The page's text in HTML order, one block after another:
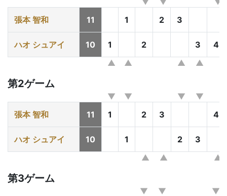
張本 智和 11 1 2 3
ハオ シュアイ 10 1 2 3 4
第2ゲーム
張本 智和 11 1 2 3 4
ハオ シュアイ 10 1 2 3
第3ゲーム